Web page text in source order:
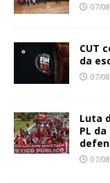
07/
CUT
da
07/
Luta
PL
07/